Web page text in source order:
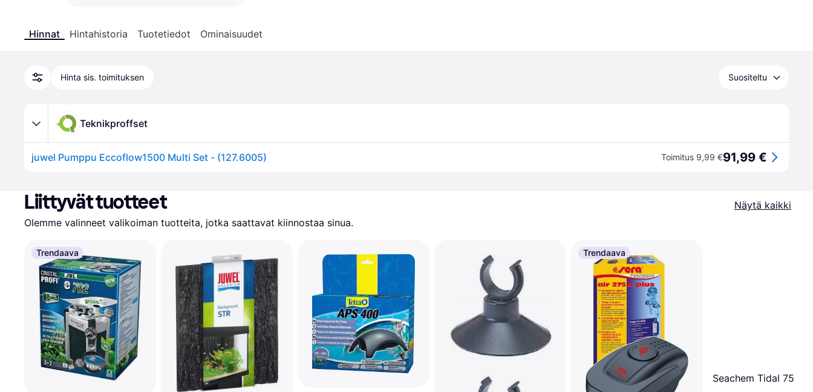
Hinnat Hintahistoria Tuotetiedot Ominaisuudet
Hinta sis. toimituksen Suositeltu
Teknikproffset
juwel Pumppu Eccoflow1500 Multi Set - (127.6005) Toimitus 9,99 €91,99 €
Liittyvät tuotteet
Näytä kaikki
Olemme valinneet valikoiman tuotteita, jotka saattavat kiinnostaa sinua.
Trendaava Trendaava
Seachem Tidal 75